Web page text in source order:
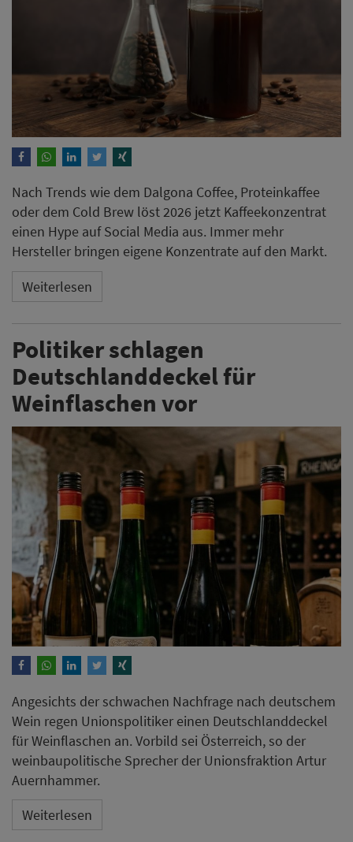
Nach Trends wie dem Dalgona Coffee, Proteinkaffee
oder dem Cold Brew löst 2026 jetzt Kaffeekonzentrat
einen Hype auf Social Media aus. Immer mehr
Hersteller bringen eigene Konzentrate auf den Markt.
Weiterlesen
Politiker schlagen
Deutschlanddeckel für
Weinflaschen vor
Angesichts der schwachen Nachfrage nach deutschem
Wein regen Unionspolitiker einen Deutschlanddeckel
für Weinflaschen an. Vorbild sei Österreich, so der
weinbaupolitische Sprecher der Unionsfraktion Artur
Auernhammer.
Weiterlesen